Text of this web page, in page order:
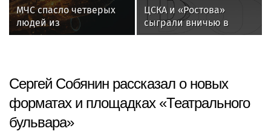
МЧС спасло четверых
людей из
сорвавшегося лифта в
ЦСКА и «Ростова»
сыграли вничью в
третьем туре РПЛ
Сергей Собянин рассказал о новых
форматах и площадках «Театрального
бульвара»